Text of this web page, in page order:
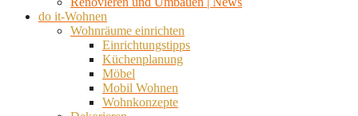
do it-Wohnen
Wohnräume einrichten
Einrichtungstipps
Küchenplanung
Möbel
Mobil Wohnen
Wohnkonzepte